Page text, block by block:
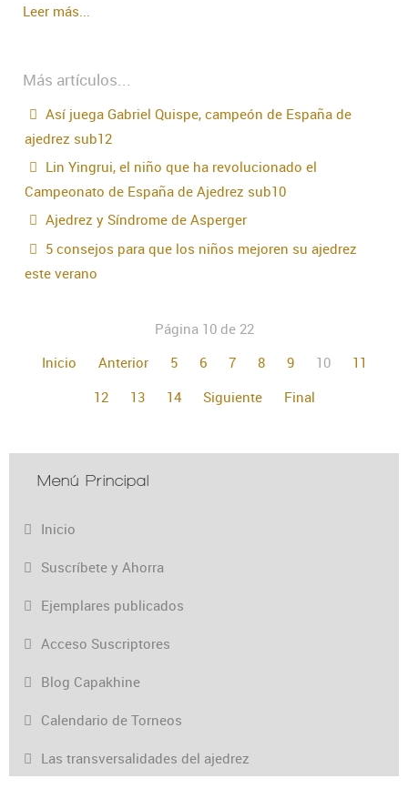
Leer más...
Más artículos...
Así juega Gabriel Quispe, campeón de España de
ajedrez sub12
Lin Yingrui, el niño que ha revolucionado el
Campeonato de España de Ajedrez sub10
Ajedrez y Síndrome de Asperger
5 consejos para que los niños mejoren su ajedrez
este verano
Página 10 de 22
Inicio
Anterior 5 6 7 8 9 10
11
12
13 14 Siguiente Final
Menú Principal
Inicio
Suscríbete y Ahorra
Ejemplares publicados
Acceso Suscriptores
Blog Capakhine
Calendario de Torneos
Las transversalidades del ajedrez